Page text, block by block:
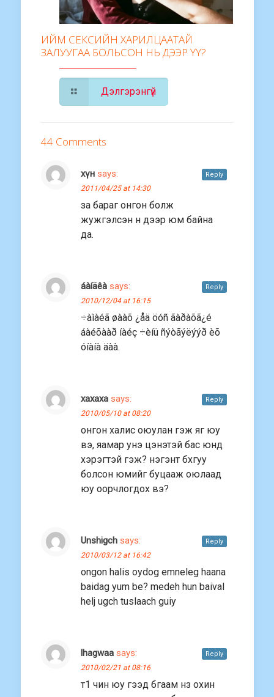
ИЙМ СЕКСИЙН ХАРИЛЦААТАЙ
ЗАЛУУГАА БОЛЬСОН НЬ ДЭЭР ҮҮ?
Дэлгэрэнгүй
44 Comments
хүн says:
2011/04/25 at 14:30
за бараг онгон болж
жужгэлсэн н дээр юм байна
да.
Reply
áàíäêà says:
2010/12/04 at 16:15
÷àìàéã øààõ ¿åä öóñ ãàðàõã¿é
áàéõààð íàéç ÷èíü ñýòãýëýýð èõ
óíàíà äàà.
Reply
xaxaxa says:
2010/05/10 at 08:20
онгон халис оюулан гэж яг юу
вэ, яамар унэ цэнэтэй бас юнд
хэрэгтэй гэж? нэгэнт бхгуу
болсон юмийг буцааж оюлаад
юу оорчлогдох вэ?
Reply
Unshigch says:
2010/03/12 at 16:42
ongon halis oydog emneleg haana
baidag yum be? medeh hun baival
helj ugch tuslaach guiy
Reply
lhagwaa says:
2010/02/21 at 08:16
т1 чин юу гээд бгаам нз охин
Reply